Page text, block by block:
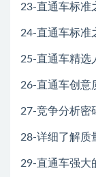
23-直通车标准
24-直通车标准
25-直通车精选
26-直通车创意
27-竞争分析密
28-详细了解质
29-直通车强大